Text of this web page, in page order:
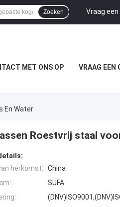
Vraag
Zoeken
MET ONS OP VRAAG EEN
En Water
Roestvrij staal
herkomst:
China
SUFA